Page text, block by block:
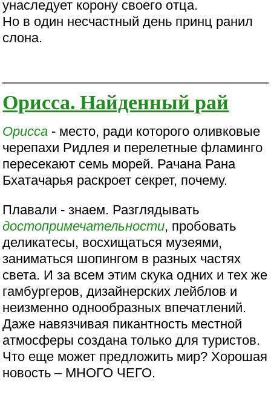
унаследует корону своего отца.
Но в один несчастный день принц ранил
слона.
Орисса. Найденный рай
Орисса - место, ради которого оливковые
черепахи Ридлея и перелетные фламинго
пересекают семь морей. Рачана Рана
Бхатачарья раскроет секрет, почему.
Плавали - знаем. Разглядывать
достопримечательности, пробовать
деликатесы, восхищаться музеями,
заниматься шопингом в разных частях
света. И за всем этим скука одних и тех же
гамбургеров, дизайнерских лейблов и
неизменно однообразных впечатлений.
Даже навязчивая пикантность местной
атмосферы создана только для туристов.
Что еще может предложить мир? Хорошая
новость – МНОГО ЧЕГО.